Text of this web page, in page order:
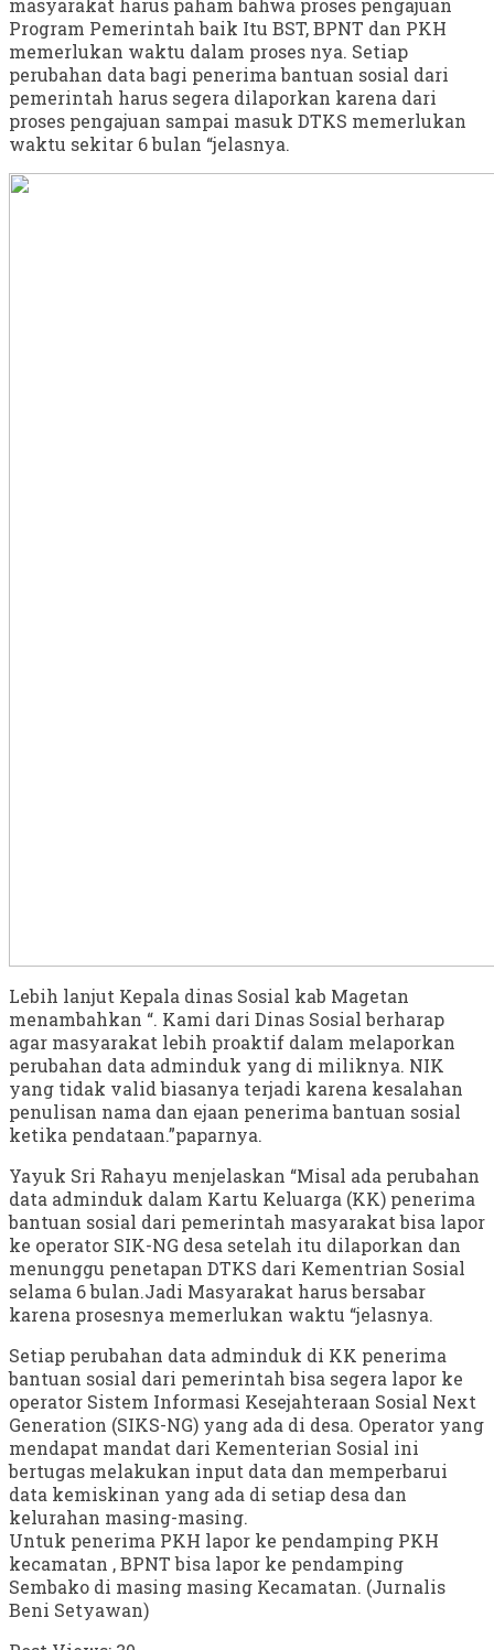
masyarakat harus paham bahwa proses pengajuan
Program Pemerintah baik Itu BST, BPNT dan PKH
memerlukan waktu dalam proses nya. Setiap
perubahan data bagi penerima bantuan sosial dari
pemerintah harus segera dilaporkan karena dari
proses pengajuan sampai masuk DTKS memerlukan
waktu sekitar 6 bulan “jelasnya.
Lebih lanjut Kepala dinas Sosial kab Magetan
menambahkan “. Kami dari Dinas Sosial berharap
agar masyarakat lebih proaktif dalam melaporkan
perubahan data adminduk yang di miliknya. NIK
yang tidak valid biasanya terjadi karena kesalahan
penulisan nama dan ejaan penerima bantuan sosial
ketika pendataan.”paparnya.
Yayuk Sri Rahayu menjelaskan “Misal ada perubahan
data adminduk dalam Kartu Keluarga (KK) penerima
bantuan sosial dari pemerintah masyarakat bisa lapor
ke operator SIK-NG desa setelah itu dilaporkan dan
menunggu penetapan DTKS dari Kementrian Sosial
selama 6 bulan.Jadi Masyarakat harus bersabar
karena prosesnya memerlukan waktu “jelasnya.
Setiap perubahan data adminduk di KK penerima
bantuan sosial dari pemerintah bisa segera lapor ke
operator Sistem Informasi Kesejahteraan Sosial Next
Generation (SIKS-NG) yang ada di desa. Operator yang
mendapat mandat dari Kementerian Sosial ini
bertugas melakukan input data dan memperbarui
data kemiskinan yang ada di setiap desa dan
kelurahan masing-masing.
Untuk penerima PKH lapor ke pendamping PKH
kecamatan , BPNT bisa lapor ke pendamping
Sembako di masing masing Kecamatan. (Jurnalis
Beni Setyawan)